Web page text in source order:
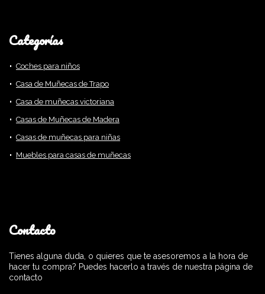
Categorías
Coches para niños
Casa de Muñecas de Trapo
Casa de muñecas victoriana
Casas de Muñecas de Madera
Casas de muñecas para niñas
Muebles para casas de muñecas
Contacto
Tienes alguna duda, o quieres que te asesoremos a la hora de
hacer tu compra? Puedes hacerlo a través de nuestra página de
contacto